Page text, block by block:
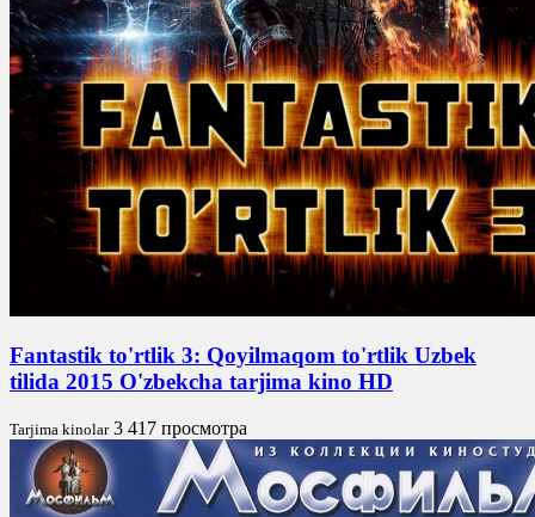
Fantastik to'rtlik 3: Qoyilmaqom to'rtlik Uzbek
tilida 2015 O'zbekcha tarjima kino HD
Tarjima kinolar 3 417 просмотра